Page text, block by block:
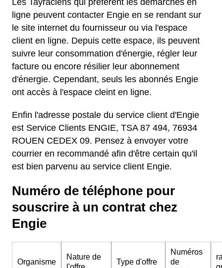
Les Tayraciens qui préfèrent les démarches en
ligne peuvent contacter Engie en se rendant sur
le site internet du fournisseur ou via l'espace
client en ligne. Depuis cette espace, ils peuvent
suivre leur consommation d'énergie, régler leur
facture ou encore résilier leur abonnement
d'énergie. Cependant, seuls les abonnés Engie
ont accès à l'espace cleint en ligne.
Enfin l'adresse postale du service client d'Engie
est Service Clients ENGIE, TSA 87 494, 76934
ROUEN CEDEX 09. Pensez à envoyer votre
courrier en recommandé afin d'être certain qu'il
est bien parvenu au service client Engie.
Numéro de téléphone pour
souscrire à un contrat chez
Engie
Organisme
Nature de
Type d'offre
Numéros
de